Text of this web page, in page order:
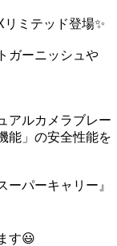
ミテッド登場✨
ガーニッシュや
アルカメラブレー
能」の安全性能を
ーパーキャリー』
す😃